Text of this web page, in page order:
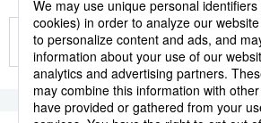
もっと見る